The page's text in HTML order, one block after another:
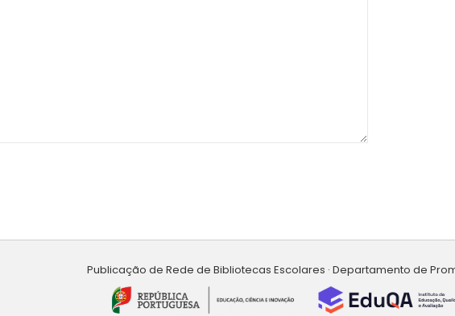
Publicação de Rede de Bibliotecas Escolares · Departamento de